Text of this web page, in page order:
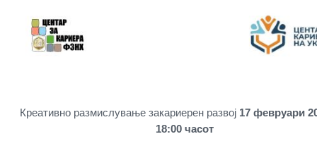
Креативно размислување закариерен развој 17 февруари
18:00 часот